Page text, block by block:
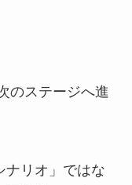
のステージへ進
ナリオ」ではな